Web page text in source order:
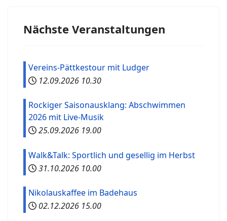
Nächste Veranstaltungen
Vereins-Pättkestour mit Ludger
12.09.2026 10.30
Rockiger Saisonausklang: Abschwimmen
2026 mit Live-Musik
25.09.2026 19.00
Walk&Talk: Sportlich und gesellig im Herbst
31.10.2026 10.00
Nikolauskaffee im Badehaus
02.12.2026 15.00